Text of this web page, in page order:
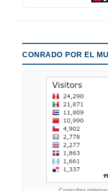
CONRADO POR EL